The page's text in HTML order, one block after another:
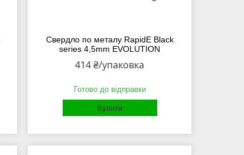
Свердло по металу RapidE Black
series 4,5mm EVOLUTION
414 ₴/упаковка
Готово до відправки
Купити